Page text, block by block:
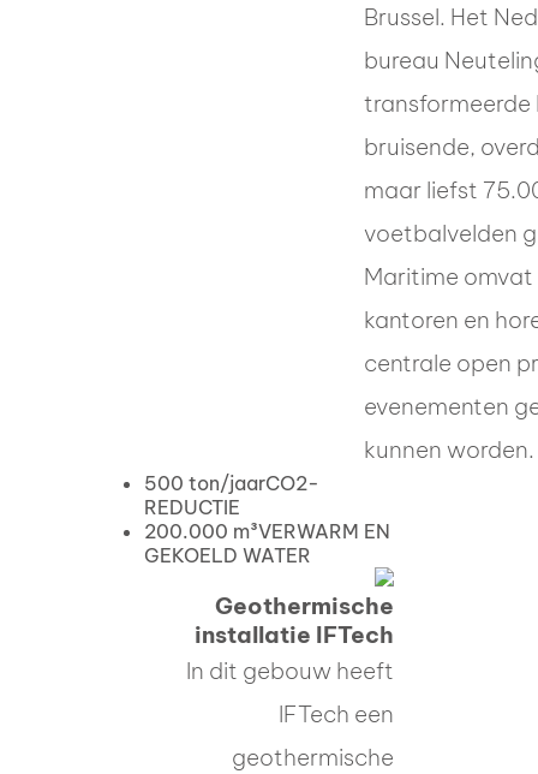
Brussel. Het
bureau
bruisende,
maar liefst
voetbalvelden
Maritime omvat
kantoren en
centrale open
evenementen
kunnen worden.
500 ton/jaarCO2-
REDUCTIE
200.000 m³VERWARM EN
GEKOELD WATER
Geothermische
installatie IFTech
In dit gebouw heeft
IFTech een
geothermische